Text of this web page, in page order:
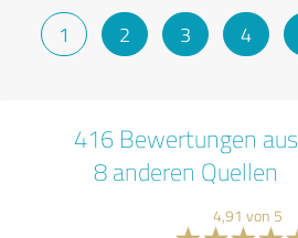
1 2 3 4
416 Bewertungen aus
8 anderen Quellen
4,91 von 5